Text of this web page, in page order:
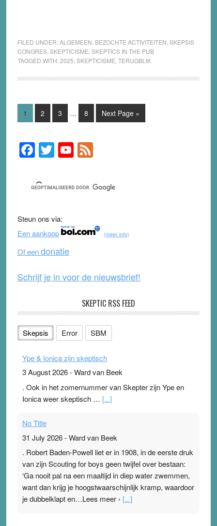
FILED UNDER:ALGEMEEN BEZOCHTE ACTIVITEITEN SKEPSIS
CONGRES, SKEPTICISME SKEPTICS IN THE PUB
TAGGED WITH:2025 SKEPTICISME TERUGBLIK
Page
1 Page
2 Page
3
pages
… Page
8
Go
to
Next Page »
Primary
Sidebar
F
a
c
e
b
o
o
k
T
wi
tt
er
Y
o
u
T
b
e
F
e
d
Steun ons via:
Een aankoop
(meer info)
Of eendonatie
Schrijf je in voor de nieuwsbrief!
SKEPTIC RSS FEED
Skepsis Error SBM
Ype & Ionica zijn skeptisch
3 August 2026-Ward van Beek
. Ook in het zomernummer van Skepter zijn Ype en
Ionica weer skeptisch … [...]
No Title
31 July 2026-Ward van Beek
. Robert Baden-Powell liet er in 1908, in de eerste druk
van zijn Scouting for boys geen twijfel over bestaan:
‘Ga nooit pal na een maaltijd in diep water zwemmen,
want dan krijg je hoogstwaarschijnlijk kramp, waardoor
je dubbelklapt en…Lees meer › [...]